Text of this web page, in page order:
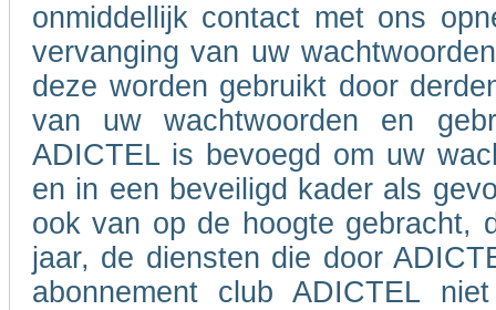
onmiddellijk contact met ons
vervanging van uw
deze worden gebruikt door
van uw wachtwoorden en
ADICTEL is bevoegd om uw
en in een beveiligd kader als
ook van op de hoogte gebracht,
jaar, de diensten die door
abonnement club ADICTEL